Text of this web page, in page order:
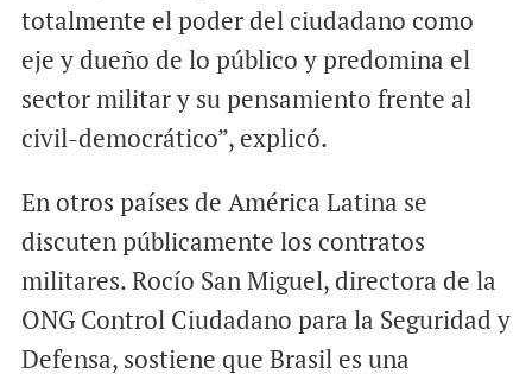
totalmente el poder del ciudadano como
eje y dueño de lo público y predomina el
sector militar y su pensamiento frente al
civil-democrático”, explicó.
En otros países de América Latina se
discuten públicamente los contratos
militares. Rocío San Miguel, directora de la
ONG Control Ciudadano para la Seguridad y
Defensa, sostiene que Brasil es una